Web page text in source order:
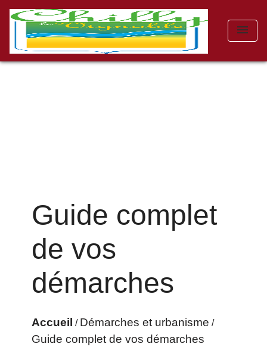
menu
Guide complet
de vos
démarches
Accueil / Démarches et urbanisme /
Guide complet de vos démarches